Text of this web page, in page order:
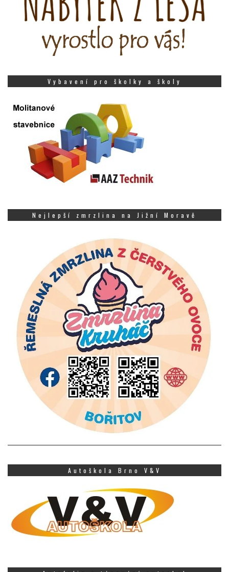
Vybavení pro školky a školy
Nejlepší zmrzlina na Jižní Moravě
Autoškola Brno V&V